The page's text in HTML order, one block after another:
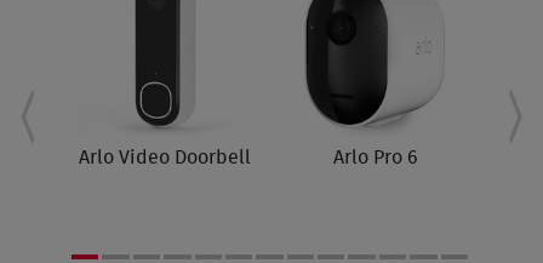
Arlo Video Doorbell Arlo Pro 6